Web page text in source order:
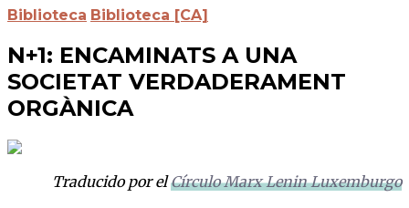
Biblioteca Biblioteca [CA]
N+1: ENCAMINATS A UNA
SOCIETAT VERDADERAMENT
ORGÀNICA
Traducido por elCírculo Marx Lenin Luxemburgo